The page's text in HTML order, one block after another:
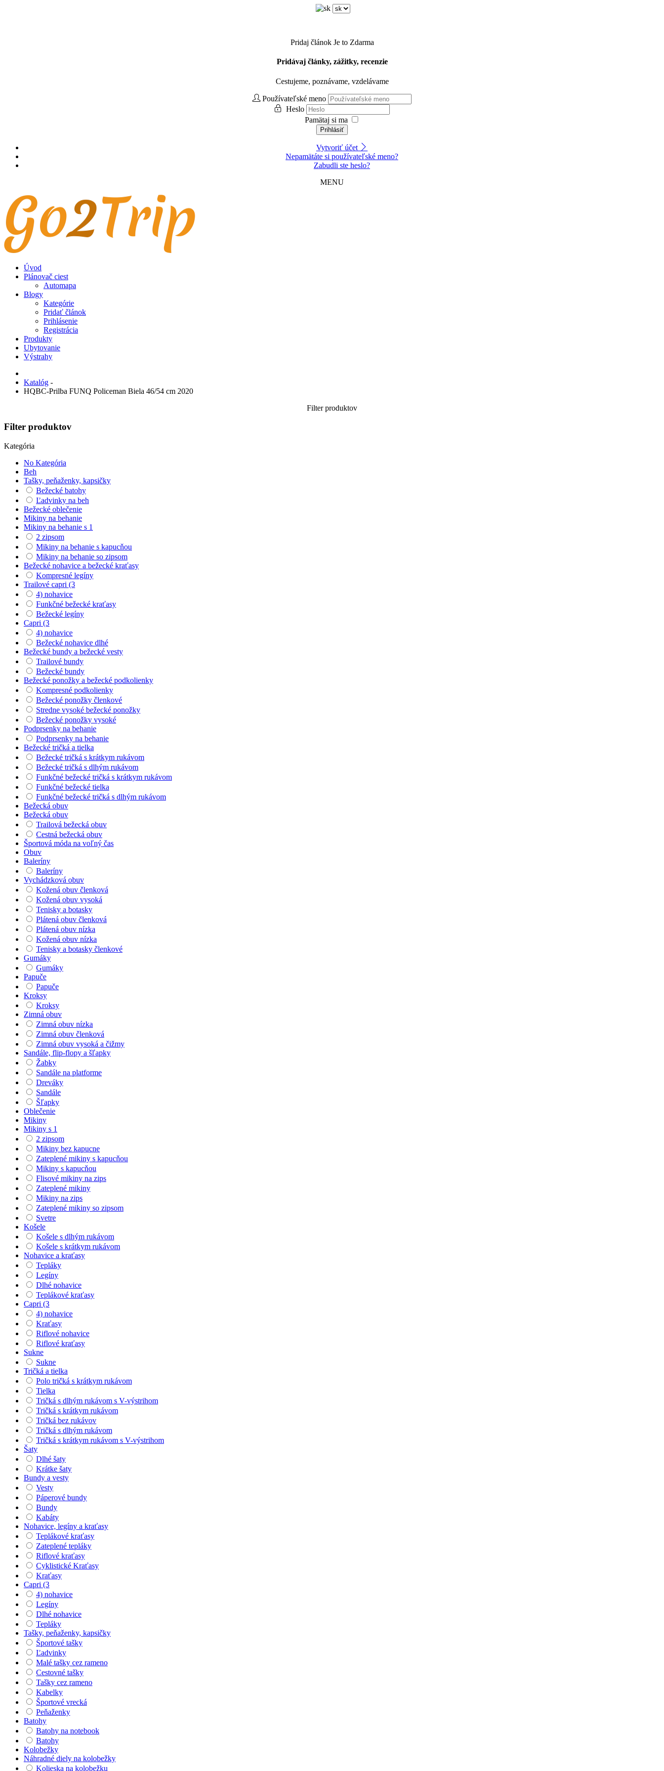
Pridaj článok Je to Zdarma
Pridávaj články, zážitky, recenzie
Cestujeme, poznávame, vzdelávame
Používateľské meno
Heslo
Pamätaj si ma
Prihlásiť
Vytvoriť účet
Nepamätáte si používateľské meno?
Zabudli ste heslo?
MENU
Úvod
Plánovač ciest
Automapa
Blogy
Kategórie
Pridať článok
Prihlásenie
Registrácia
Produkty
Ubytovanie
Výstrahy
Katalóg -
HQBC-Prilba FUNQ Policeman Biela 46/54 cm 2020
Filter produktov
Filter produktov
Kategória
No Kategória
Beh
Tašky, peňaženky, kapsičky
Bežecké batohy
Ľadvinky na beh
Bežecké oblečenie
Mikiny na behanie
Mikiny na behanie s 1
2 zipsom
Mikiny na behanie s kapucňou
Mikiny na behanie so zipsom
Bežecké nohavice a bežecké kraťasy
Kompresné legíny
Trailové capri (3
4) nohavice
Funkčné bežecké kraťasy
Bežecké legíny
Capri (3
4) nohavice
Bežecké nohavice dlhé
Bežecké bundy a bežecké vesty
Trailové bundy
Bežecké bundy
Bežecké ponožky a bežecké podkolienky
Kompresné podkolienky
Bežecké ponožky členkové
Stredne vysoké bežecké ponožky
Bežecké ponožky vysoké
Podprsenky na behanie
Podprsenky na behanie
Bežecké tričká a tielka
Bežecké tričká s krátkym rukávom
Bežecké tričká s dlhým rukávom
Funkčné bežecké tričká s krátkym rukávom
Funkčné bežecké tielka
Funkčné bežecké tričká s dlhým rukávom
Bežecká obuv
Bežecká obuv
Trailová bežecká obuv
Cestná bežecká obuv
Športová móda na voľný čas
Obuv
Baleríny
Baleríny
Vychádzková obuv
Kožená obuv členková
Kožená obuv vysoká
Tenisky a botasky
Plátená obuv členková
Plátená obuv nízka
Kožená obuv nízka
Tenisky a botasky členkové
Gumáky
Gumáky
Papuče
Papuče
Kroksy
Kroksy
Zimná obuv
Zimná obuv nízka
Zimná obuv členková
Zimná obuv vysoká a čižmy
Sandále, flip-flopy a šľapky
Žabky
Sandále na platforme
Dreváky
Sandále
Šľapky
Oblečenie
Mikiny
Mikiny s 1
2 zipsom
Mikiny bez kapucne
Zateplené mikiny s kapucňou
Mikiny s kapucňou
Flisové mikiny na zips
Zateplené mikiny
Mikiny na zips
Zateplené mikiny so zipsom
Svetre
Košele
Košele s dlhým rukávom
Košele s krátkym rukávom
Nohavice a kraťasy
Tepláky
Legíny
Dlhé nohavice
Teplákové kraťasy
Capri (3
4) nohavice
Kraťasy
Riflové nohavice
Riflové kraťasy
Sukne
Sukne
Tričká a tielka
Polo tričká s krátkym rukávom
Tielka
Tričká s dlhým rukávom s V-výstrihom
Tričká s krátkym rukávom
Tričká bez rukávov
Tričká s dlhým rukávom
Tričká s krátkym rukávom s V-výstrihom
Šaty
Dlhé šaty
Krátke šaty
Bundy a vesty
Vesty
Páperové bundy
Bundy
Kabáty
Nohavice, legíny a kraťasy
Teplákové kraťasy
Zateplené tepláky
Riflové kraťasy
Cyklistické Kraťasy
Kraťasy
Capri (3
4) nohavice
Legíny
Dlhé nohavice
Tepláky
Tašky, peňaženky, kapsičky
Športové tašky
Ľadvinky
Malé tašky cez rameno
Cestovné tašky
Tašky cez rameno
Kabelky
Športové vrecká
Peňaženky
Batohy
Batohy na notebook
Batohy
Kolobežky
Náhradné diely na kolobežky
Kolieska na kolobežku